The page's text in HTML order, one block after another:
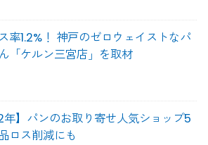
率1.2%！ 神戸のゼロウェイストなパ
「ケルン三宮店」を取材
年】パンのお取り寄せ人気ショップ5
ロス削減にも